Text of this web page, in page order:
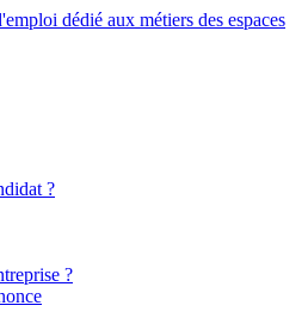
dédié aux métiers des espaces
?
?